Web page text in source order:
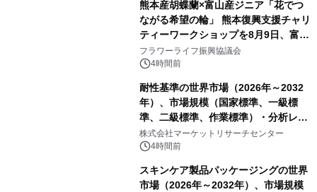
熊本産胡蝶蘭×富山産ジニア「花でつ
ながる希望の輪」 熊本復興支援チャリ
ティーワークショップを8月9日、富
山・射水で開催
フラワーライフ振興協議会
4時間前
耐性基準の世界市場（2026年～2032
年）、市場規模（国家標準、一級標
準、二級標準、作業標準）・分析レポ
ートを発表
株式会社マーケットリサーチセンター
4時間前
スキンケア製品パッケージングの世界
市場（2026年～2032年）、市場規模